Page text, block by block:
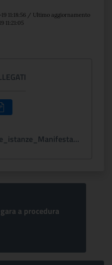
11:18:56 / Ultimo aggiornamento
11:21:05
Esito_valutazione_istanze_Manifestazione_interesse_realizzazione_mostre_fotografiche_al_MNR.pdf
a procedura